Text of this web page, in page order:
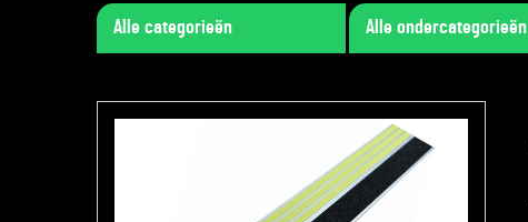
Alle categorieën Alle ondercategorieën